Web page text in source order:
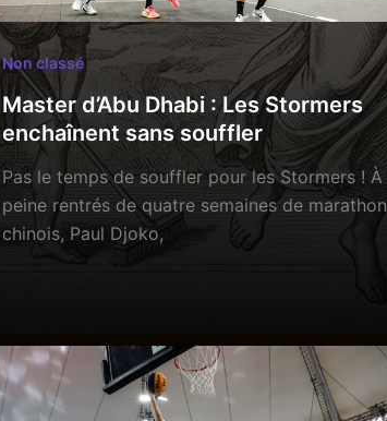
Non classé
Master d’Abu Dhabi : Les Stormers
enchaînent sans souffler
Pas le temps de souffler pour les Stormers ! À
peine rentrés de quatre semaines de marathon
chinois, Paul Djoko,